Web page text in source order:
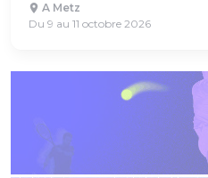
A Metz
Du 9 au 11 octobre 2026